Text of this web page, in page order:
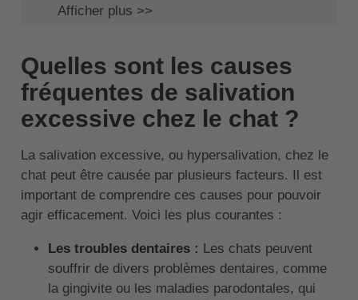
Afficher plus >>
Quelles sont les causes
fréquentes de salivation
excessive chez le chat ?
La salivation excessive, ou hypersalivation, chez le
chat peut être causée par plusieurs facteurs. Il est
important de comprendre ces causes pour pouvoir
agir efficacement. Voici les plus courantes :
Les troubles dentaires : Les chats peuvent
souffrir de divers problèmes dentaires, comme
la gingivite ou les maladies parodontales, qui